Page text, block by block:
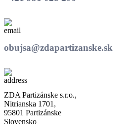
obujsa@zdapartizanske.sk
ZDA Partizánske s.r.o.,
Nitrianska 1701,
95801 Partizánske
Slovensko